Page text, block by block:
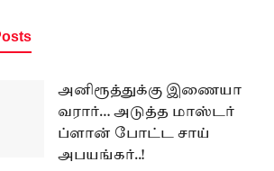
அனிரூத்துக்கு இணையா
வரார்… அடுத்த மாஸ்டர்
ப்ளான் போட்ட சாய்
அபயங்கர்..!